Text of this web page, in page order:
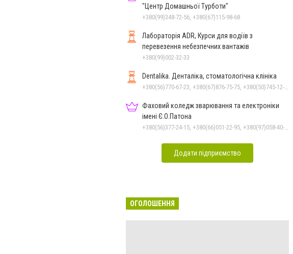
"Центр Домашньої Турботи"
+380(99)348-72-56, +380(67)115-98-68
Лабораторія ADR, Курси для водіїв з
перевезення небезпечних вантажів
+380(99)002-32-33
Dentalika. Денталіка, стоматологічна клініка
Фаховий коледж зварювання та електроніки
імені Є.О.Патона
Додати підприємство
ОГОЛОШЕННЯ